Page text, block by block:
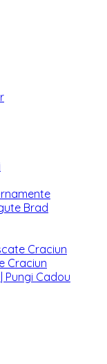
Brad
Craciun
Craciun
Pungi Cadou